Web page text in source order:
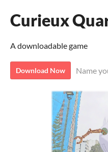
Curieux
A downloadable game
Download Now Name